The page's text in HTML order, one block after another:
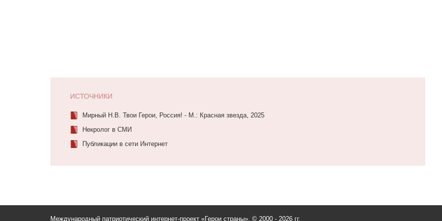
ИСТОЧНИКИ
Мирный Н.В. Твои Герои, Россия! - М.: Красная звезда, 2025
Некролог в СМИ
Публикации в сети Интернет
Международный патриотический интернет-проект «Герои страны». © 2000 - 2026 гг.